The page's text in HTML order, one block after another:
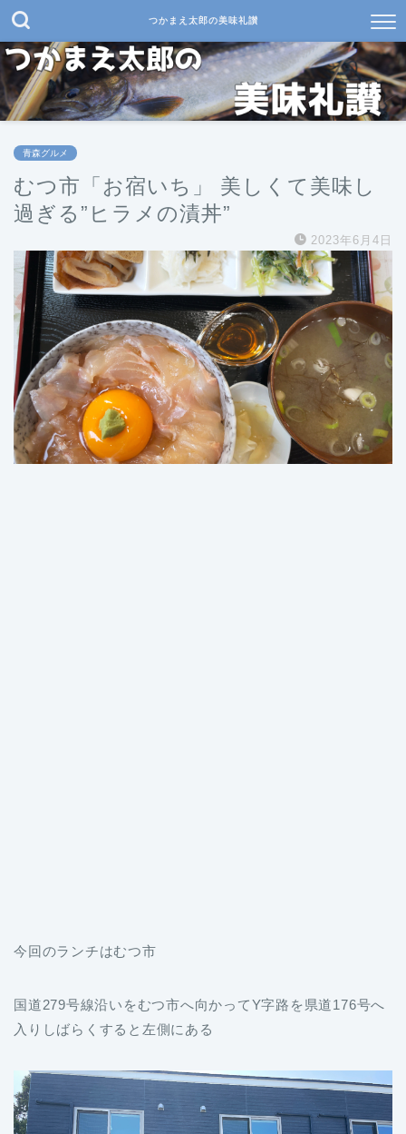
つかまえ太郎の美味礼讃
青森グルメ
むつ市「お宿いち」 美しくて美味し
過ぎる”ヒラメの漬丼”
2023年6月4日
今回のランチはむつ市
国道279号線沿いをむつ市へ向かってY字路を県道176号へ
入りしばらくすると左側にある